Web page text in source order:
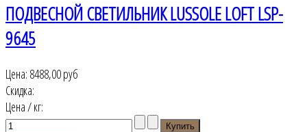
ПОДВЕСНОЙ СВЕТИЛЬНИК LUSSOLE LOFT LSP-
9645
Цена: 8488,00 руб
Скидка:
Цена / кг: